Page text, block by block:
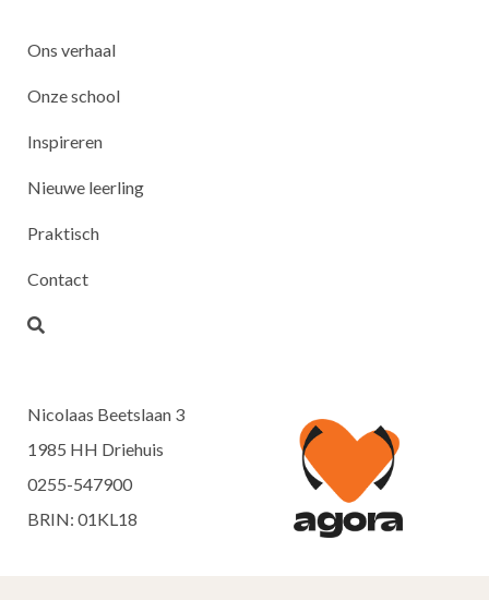
Ons verhaal
Onze school
Inspireren
Nieuwe leerling
Praktisch
Contact
Nicolaas Beetslaan 3
1985 HH Driehuis
0255-547900
BRIN: 01KL18